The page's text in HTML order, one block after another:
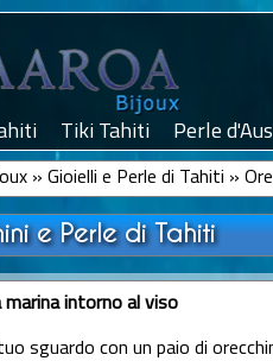
Tiki Tahiti Perle
» Gioielli e Perle di Tahiti »
e Perle di Tahiti
marina intorno al viso
sguardo con un paio di